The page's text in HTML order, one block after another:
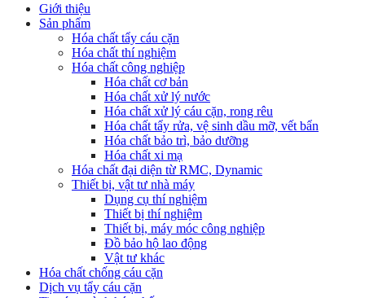
Giới thiệu
Sản phẩm
Hóa chất tẩy cáu cặn
Hóa chất thí nghiệm
Hóa chất công nghiệp
Hóa chất cơ bản
Hóa chất xử lý nước
Hóa chất xử lý cáu cặn, rong rêu
Hóa chất tẩy rửa, vệ sinh dầu mỡ, vết bẩn
Hóa chất bảo trì, bảo dưỡng
Hóa chất xi mạ
Hóa chất đại diện từ RMC, Dynamic
Thiết bị, vật tư nhà máy
Dụng cụ thí nghiệm
Thiết bị thí nghiệm
Thiết bị, máy móc công nghiệp
Đồ bảo hộ lao động
Vật tư khác
Hóa chất chống cáu cặn
Dịch vụ tẩy cáu cặn